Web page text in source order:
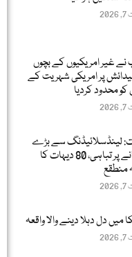
نے غیر امریکیوں کے بچوں
پر امریکی شہریت کے
کو محدود کردیا
لینڈسلائیڈنگ سے بڑے
پیمانے پر تباہی، 80 دیہات کا
منطقع
میں دل دہلا دینے والا واقعہ